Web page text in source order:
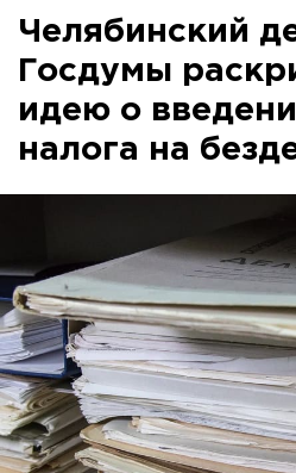
Челябинский
Госдумы
идею о
налога на